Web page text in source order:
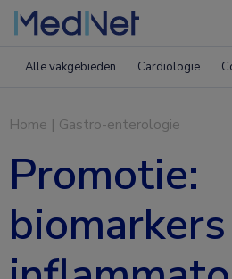
Alle vakgebieden Cardiologie
Home | Gastro-enterologie
Promotie: